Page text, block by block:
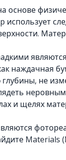
наждачная
не
и щелях
Materials